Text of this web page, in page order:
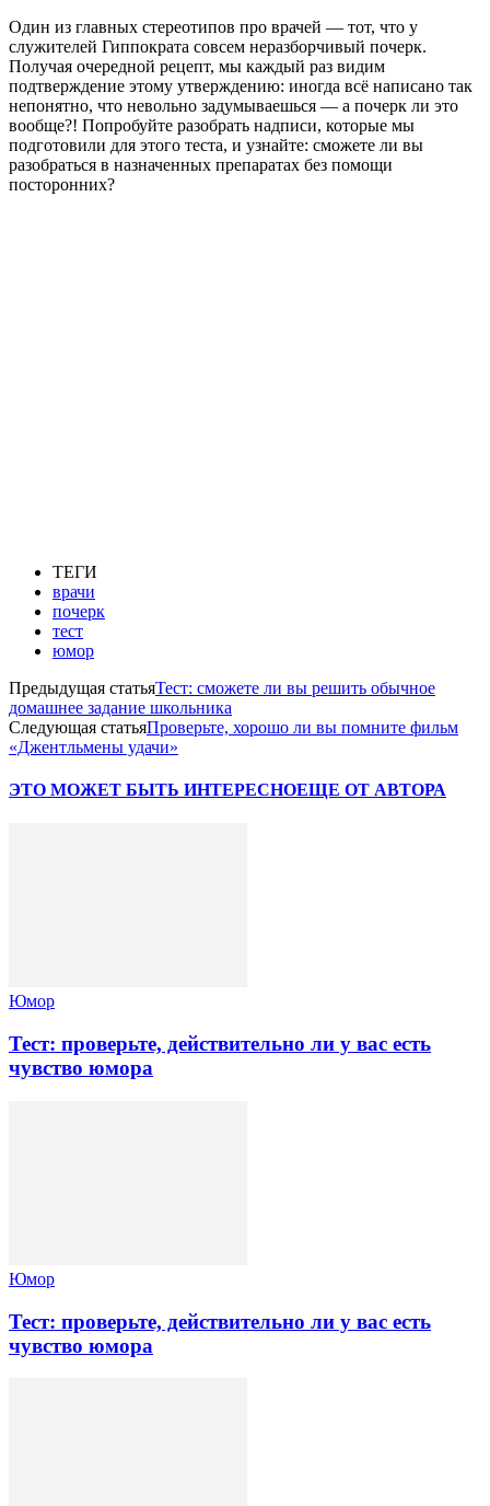
Один из главных стереотипов про врачей — тот, что у
служителей Гиппократа совсем неразборчивый почерк.
Получая очередной рецепт, мы каждый раз видим
подтверждение этому утверждению: иногда всё написано так
непонятно, что невольно задумываешься — а почерк ли это
вообще?! Попробуйте разобрать надписи, которые мы
подготовили для этого теста, и узнайте: сможете ли вы
разобраться в назначенных препаратах без помощи
посторонних?
ТЕГИ
врачи
почерк
тест
юмор
Предыдущая статьяТест: сможете ли вы решить обычное
домашнее задание школьника
Следующая статьяПроверьте, хорошо ли вы помните фильм
«Джентльмены удачи»
ЭТО МОЖЕТ БЫТЬ ИНТЕРЕСНОЕЩЕ ОТ АВТОРА
Юмор
Тест: проверьте, действительно ли у вас есть
чувство юмора
Юмор
Тест: проверьте, действительно ли у вас есть
чувство юмора